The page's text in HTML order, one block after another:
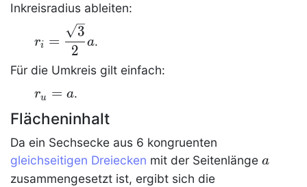
Inkreisradius ableiten:
\dfrac{\sqrt{3}}
{2} {a}
ri =
2
3
a.
Für die Umkreis gilt einfach:
r_u=a
ru = a.
Flächeninhalt
Da ein Sechsecke aus 6 kongruenten
gleichseitigen Dreiecken mit der Seitenlänge a
a
zusammengesetzt ist, ergibt sich die